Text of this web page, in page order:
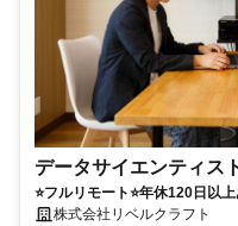
データサイエンティス
⭐フルリモート⭐年休120日以
株式会社リベルクラフト